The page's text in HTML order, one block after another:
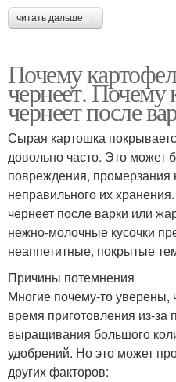
читать дальше →
Почему
чернеет. Почему
чернеет после
Сырая картошка
довольно часто. Это может
повреждения, промерзания
неправильного их
чернеет после варки или
нежно-молочные кусочки
неаппетитные, покрытые
Причины потемнения
Многие почему-то уверены,
время приготовления из-
выращивания большого
удобрений. Но это может
других факторов: